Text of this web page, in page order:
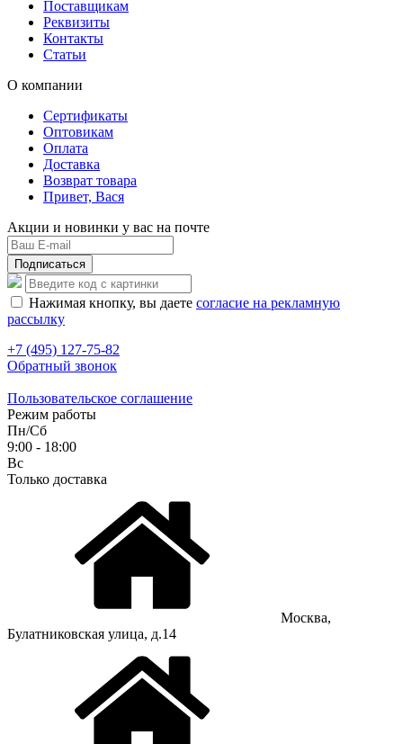
Поставщикам
Реквизиты
Контакты
Статьи
О компании
Сертификаты
Оптовикам
Оплата
Доставка
Возврат товара
Привет, Вася
Акции и новинки у вас на почте
Подписаться
Нажимая кнопку, вы даете согласие на рекламную
рассылку
+7 (495) 127-75-82
Обратный звонок
Пользовательское соглашение
Режим работы
Пн/Сб
9:00 - 18:00
Вс
Только доставка
Москва,
Булатниковская улица, д.14